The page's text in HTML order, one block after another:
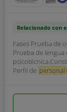
Relacionado con
Fases Prueba de
Prueba de lengua
Perfil de personal